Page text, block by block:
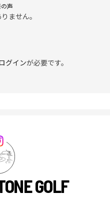
声
ません。
グインが必要です。
GOLF